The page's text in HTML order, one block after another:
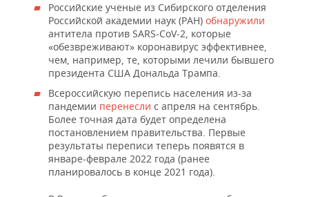
Российские ученые из Сибирского отделения
Российской академии наук (РАН) обнаружили
антитела против SARS-CoV-2, которые
«обезвреживают» коронавирус эффективнее,
чем, например, те, которыми лечили бывшего
президента США Дональда Трампа.
Всероссийскую перепись населения из-за
пандемии перенесли с апреля на сентябрь.
Более точная дата будет определена
постановлением правительства. Первые
результаты переписи теперь появятся в
январе-феврале 2022 года (ранее
планировалось в конце 2021 года).